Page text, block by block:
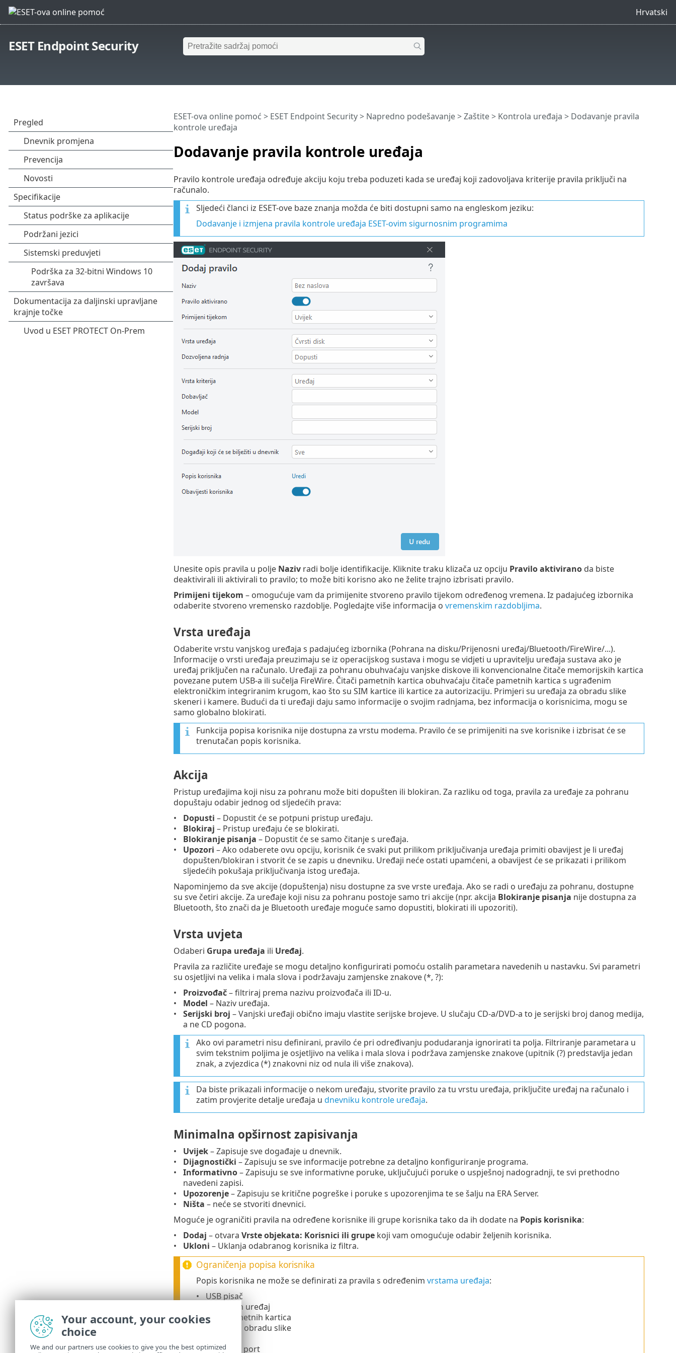
Hrvatski
ESET Endpoint Security
Dodavanje pravila kontrole uređaja
ESET-ova online pomoć > ESET Endpoint Security> Napredno podešavanje>Zaštite> Kontrola uređaja > Dodavanje pravila
kontrole uređaja
Pravilo kontrole uređaja određuje akciju koju treba poduzeti kada se uređaj koji zadovoljava kriterije pravila priključi na
računalo.
Sljedeći članci iz ESET-ove baze znanja možda će biti dostupni samo na engleskom jeziku:
Dodavanje i izmjena pravila kontrole uređaja ESET-ovim sigurnosnim programima
Unesite opis pravila u polje Nazivradi bolje identifikacije. Kliknite traku klizača uz opciju Pravilo aktiviranoda biste
deaktivirali ili aktivirali to pravilo; to može biti korisno ako ne želite trajno izbrisati pravilo.
Primijeni tijekom – omogućuje vam da primijenite stvoreno pravilo tijekom određenog vremena. Iz padajućeg izbornika
odaberite stvoreno vremensko razdoblje. Pogledajte više informacija o vremenskim razdobljima.
Vrsta uređaja
Odaberite vrstu vanjskog uređaja s padajućeg izbornika (Pohrana na disku/Prijenosni uređaj/Bluetooth/FireWire/...).
Informacije o vrsti uređaja preuzimaju se iz operacijskog sustava i mogu se vidjeti u upravitelju uređaja sustava ako je
uređaj priključen na računalo. Uređaji za pohranu obuhvaćaju vanjske diskove ili konvencionalne čitače memorijskih kartica
povezane putem USB-a ili sučelja FireWire. Čitači pametnih kartica obuhvaćaju čitače pametnih kartica s ugrađenim
elektroničkim integriranim krugom, kao što su SIM kartice ili kartice za autorizaciju. Primjeri su uređaja za obradu slike
skeneri i kamere. Budući da ti uređaji daju samo informacije o svojim radnjama, bez informacija o korisnicima, mogu se
samo globalno blokirati.
Funkcija popisa korisnika nije dostupna za vrstu modema. Pravilo će se primijeniti na sve korisnike i izbrisat će se
trenutačan popis korisnika.
Akcija
Pristup uređajima koji nisu za pohranu može biti dopušten ili blokiran. Za razliku od toga, pravila za uređaje za pohranu
dopuštaju odabir jednog od sljedećih prava:
Dopusti – Dopustit će se potpuni pristup uređaju.
Blokiraj – Pristup uređaju će se blokirati.
Blokiranje pisanja – Dopustit će se samo čitanje s uređaja.
Upozori – Ako odaberete ovu opciju, korisnik će svaki put prilikom priključivanja uređaja primiti obavijest je li uređaj
dopušten/blokiran i stvorit će se zapis u dnevniku. Uređaji neće ostati upamćeni, a obavijest će se prikazati i prilikom
sljedećih pokušaja priključivanja istog uređaja.
Napominjemo da sve akcije (dopuštenja) nisu dostupne za sve vrste uređaja. Ako se radi o uređaju za pohranu, dostupne
su sve četiri akcije. Za uređaje koji nisu za pohranu postoje samo tri akcije (npr. akcija Blokiranje pisanja nije dostupna za
Bluetooth, što znači da je Bluetooth uređaje moguće samo dopustiti, blokirati ili upozoriti).
Vrsta uvjeta
Odaberi Grupa uređaja ili Uređaj.
Pravila za različite uređaje se mogu detaljno konfigurirati pomoću ostalih parametara navedenih u nastavku. Svi parametri
su osjetljivi na velika i mala slova i podržavaju zamjenske znakove (*, ?):
Proizvođač– filtriraj prema nazivu proizvođača ili ID-u.
Model – Naziv uređaja.
Serijski broj – Vanjski uređaji obično imaju vlastite serijske brojeve. U slučaju CD-a/DVD-a to je serijski broj danog medija,
a ne CD pogona.
Ako ovi parametri nisu definirani, pravilo će pri određivanju podudaranja ignorirati ta polja. Filtriranje parametara u
svim tekstnim poljima je osjetljivo na velika i mala slova i podržava zamjenske znakove (upitnik (?) predstavlja jedan
znak, a zvjezdica (*) znakovni niz od nula ili više znakova).
Da biste prikazali informacije o nekom uređaju, stvorite pravilo za tu vrstu uređaja, priključite uređaj na računalo i
zatim provjerite detalje uređaja u dnevniku kontrole uređaja.
Minimalna opširnost zapisivanja
Uvijek– Zapisuje sve događaje u dnevnik.
Dijagnostički – Zapisuju se sve informacije potrebne za detaljno konfiguriranje programa.
Informativno– Zapisuju se sve informativne poruke, uključujući poruke o uspješnoj nadogradnji, te svi prethodno
navedeni zapisi.
Upozorenje– Zapisuju se kritične pogreške i poruke s upozorenjima te se šalju na ERA Server.
Ništa – neće se stvoriti dnevnici.
Moguće je ograničiti pravila na određene korisnike ili grupe korisnika tako da ih dodate na Popis korisnika:
Dodaj – otvara Vrste objekata: Korisnici ili grupekoji vam omogućuje odabir željenih korisnika.
Ukloni – Uklanja odabranog korisnika iz filtra.
Ograničenja popisa korisnika
Popis korisnika ne može se definirati za pravila s određenim vrstama uređaja:
USB pisač
Bluetooth uređaj
Čitač pametnih kartica
Uređaj za obradu slike
LPT/COM port
Your account, your cookies
choice
We and our partners use cookies to give you the best optimized